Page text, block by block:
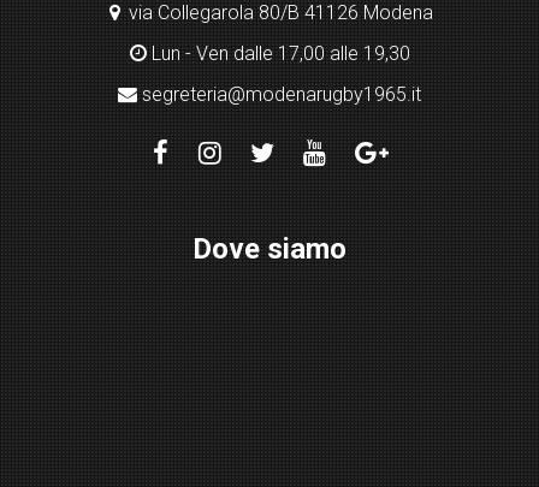
via Collegarola 80/B 41126 Modena
Lun - Ven dalle 17,00 alle 19,30
segreteria@modenarugby1965.it
Dove siamo